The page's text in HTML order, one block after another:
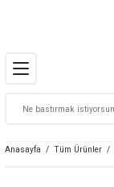
Anasayfa Tüm Ürünler